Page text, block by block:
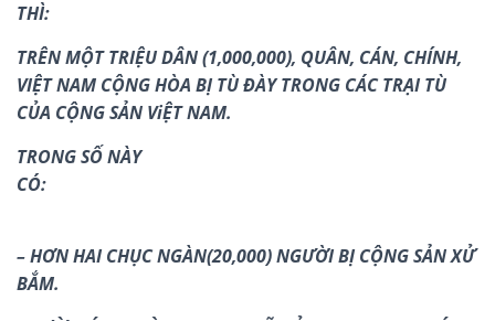
THÌ:
TRÊN MỘT TRIỆU DÂN (1,000,000), QUÂN, CÁN, CHÍNH,
VIỆT NAM CỘNG HÒA BỊ TÙ ĐÀY TRONG CÁC TRẠI TÙ
CỦA CỘNG SẢN ViỆT NAM.
TRONG SỐ NÀY
CÓ:
– HƠN HAI CHỤC NGÀN(20,000) NGƯỜI BỊ CỘNG SẢN XỬ
BẮM.